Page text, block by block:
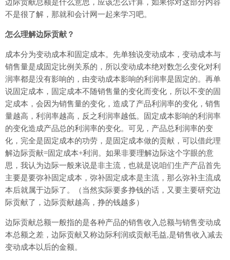
边际贡献总额是什么意思，应该怎么计算，如果你对这部分内容
不是很了解，那就和会计网一起来学习吧。
怎么理解边际贡献？
成本分为变动成本和固定成本。先单独说变动成本，变动成本与
销售量是成固定比例关系的，所以变动成本绝对数怎么变化对利
润率都是没有影响的，由变动成本影响的利润率是固定的。再单
说固定成本，固定成本不随销售量的变化而变化，所以不变的固
定成本，会因为销售量的变化，造成了产品利润率的变化，销售
量越高，利润率越高，反之利润率越低。固定成本影响的利润率
的变化造成产品总的利润率的变化。可见，产品总利润率的变
化，完全是固定成本的功劳，是固定成本做的贡献，可以借此理
解边际贡献=固定成本+利润。如果非要理解边际这个字眼的意
思，我认为边际一般来说是非主流，也就是说咱们生产产品首先
主要是要弥补固定成本，弥补固定成本是主流，那么弥补主流成
本后就属于边际了。（当然实际要多挣钱的话，又要主要研究边
际贡献了，边际贡献越高，挣的钱越多）
边际贡献总额一般指的是各种产品的销售收入总额与销售变动成
本总额之差，边际贡献又称边际利润或贡献毛益,是销售收入减去
变动成本以后的金额。